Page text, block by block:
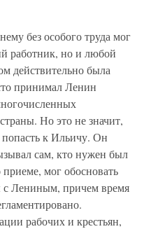
без особого труда мог
работник, но и любой
действительно была
принимал Ленин
Но это не значит,
к Ильичу. Он
сам, кто нужен был
мог обосновать
с Лениным, причем время
рабочих и крестьян,